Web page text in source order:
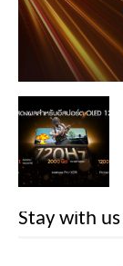
Stay with us